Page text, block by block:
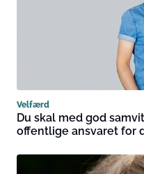
Velfærd
Du skal med god
offentlige ansvaret for